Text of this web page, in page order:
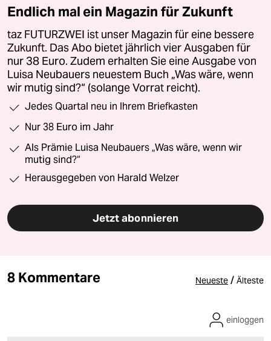
Endlich mal ein Magazin für Zukunft
taz FUTURZWEI ist unser Magazin für eine bessere
Zukunft. Das Abo bietet jährlich vier Ausgaben für
nur 38 Euro. Zudem erhalten Sie eine Ausgabe von
Luisa Neubauers neuestem Buch „Was wäre, wenn
wir mutig sind?“ (solange Vorrat reicht).
Jedes Quartal neu in Ihrem Briefkasten
Nur 38 Euro im Jahr
Als Prämie Luisa Neubauers „Was wäre, wenn wir
mutig sind?“
Herausgegeben von Harald Welzer
Jetzt abonnieren
8 Kommentare Neueste / Älteste
einloggen